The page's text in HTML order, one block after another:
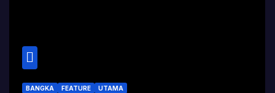
BANGKA FEATURE UTAMA